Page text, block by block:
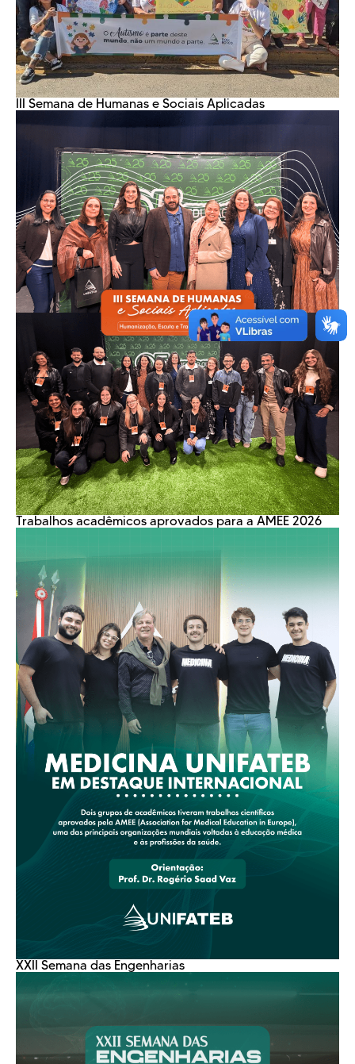
III Semana de Humanas e Sociais Aplicadas
Trabalhos acadêmicos aprovados para a AMEE 2026
XXII Semana das Engenharias